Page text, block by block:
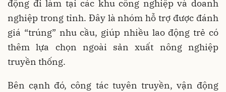
động đi làm tại các khu công nghiệp và doanh
nghiệp trong tỉnh. Đây là nhóm hỗ trợ được đánh
giá “trúng” nhu cầu, giúp nhiều lao động trẻ có
thêm lựa chọn ngoài sản xuất nông nghiệp
truyền thống.
Bên cạnh đó, công tác tuyên truyền, vận động